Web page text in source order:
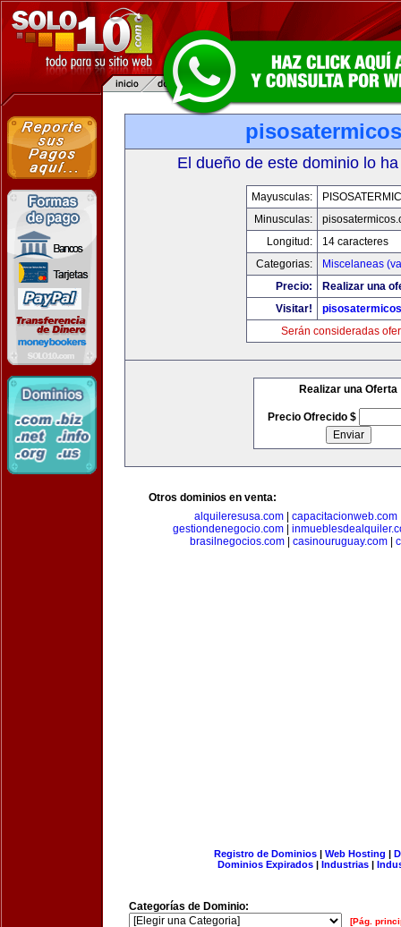
El dueño de este dominio lo
Mayusculas:
Minusculas:
Longitud:
14 caracteres
Categorias:
Miscelaneas
Precio:
Realizar una
Visitar!
Serán consideradas
Realizar una Oferta
Precio Ofrecido $
Otros dominios en venta:
alquileresusa.com
capacitacionweb.com
gestiondenegocio.com|
brasilnegocios.com| casinouruguay.com|
Registro de Dominios| Web Hosting |
Dominios Expirados | Industrias |
Categorías de Dominio:
[Pág.